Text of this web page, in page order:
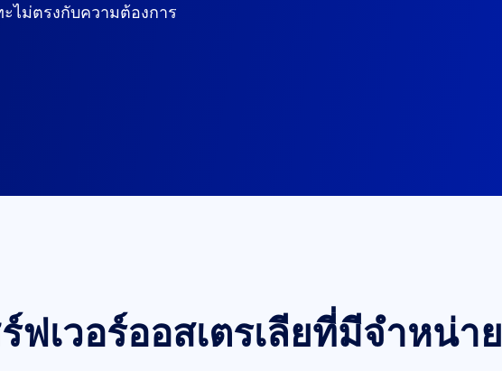
ไม่ตรงกับความต้องการ
ฟเวอร์ออสเตรเลียที่มีจำหน่าย